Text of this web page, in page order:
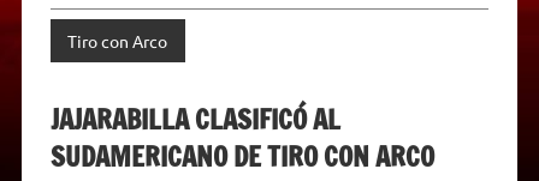
Tiro con Arco
JAJARABILLA CLASIFICÓ AL
SUDAMERICANO DE TIRO CON ARCO